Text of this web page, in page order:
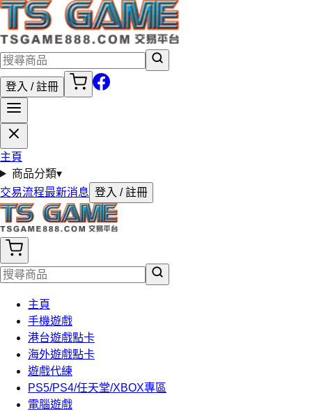
登入 / 註冊
主頁
商品分類▾
交易流程最新消息 登入 / 註冊
主頁
手機遊戲
港台遊戲點卡
海外遊戲點卡
遊戲代練
PS5/PS4/任天堂/XBOX專區
電腦遊戲